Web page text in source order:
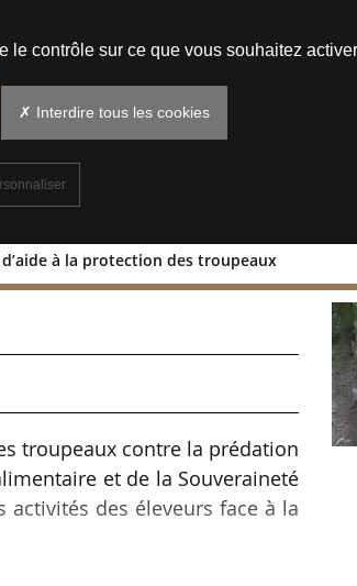
à la protection des troupeaux
du dispositif
troupeaux contre la prédation
et de la Souveraineté
activités des éleveurs face à la
le contrôle sur ce que vous souhaitez activer
✗ Interdire tous les cookies